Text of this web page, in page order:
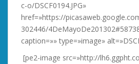
c-o/DSCF0194.JPG»
href=»https://
302446/
caption=»» type=»image»
[pe2-image src=»http://